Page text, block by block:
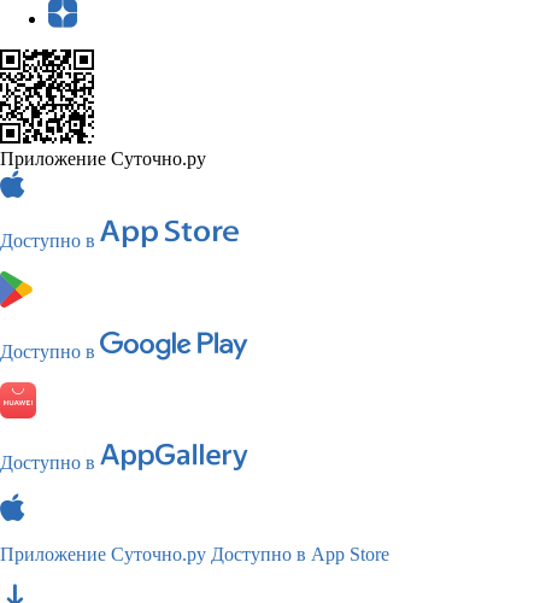
Приложение Суточно.ру
Доступно в
Доступно в
Доступно в
Приложение Суточно.ру Доступно в App Store